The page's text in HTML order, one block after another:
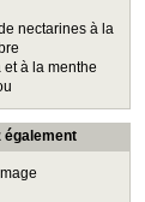
nectarines à la
à la menthe
également